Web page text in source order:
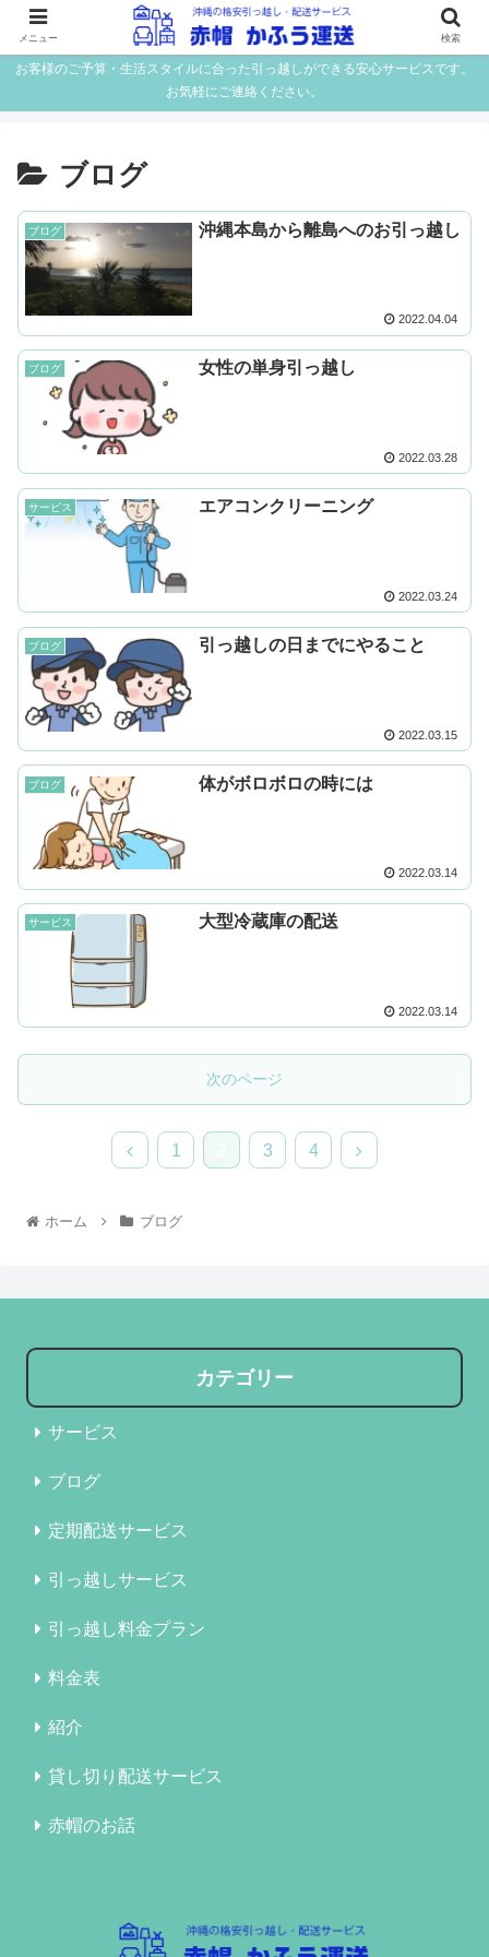
お客様のご予算・生活スタイルに合った引っ越しができる安心サービスです。
お気軽にご連絡ください。
ブログ
ブログ 沖縄本島から離島へのお引っ越し
2022.04.04
ブログ 女性の単身引っ越し
2022.03.28
サービス エアコンクリーニング
2022.03.24
ブログ 引っ越しの日までにやること
2022.03.15
ブログ 体がボロボロの時には
2022.03.14
サービス 大型冷蔵庫の配送
2022.03.14
次のページ
1 3 4
ホーム ブログ
カテゴリー
サービス
ブログ
定期配送サービス
引っ越しサービス
引っ越し料金プラン
料金表
紹介
貸し切り配送サービス
赤帽のお話
メニュー 検索